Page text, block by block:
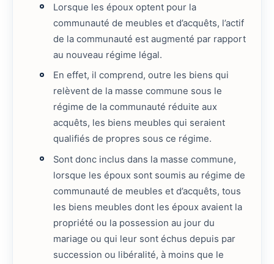
Lorsque les époux optent pour la
communauté de meubles et d’acquêts, l’actif
de la communauté est augmenté par rapport
au nouveau régime légal.
En effet, il comprend, outre les biens qui
relèvent de la masse commune sous le
régime de la communauté réduite aux
acquêts, les biens meubles qui seraient
qualifiés de propres sous ce régime.
Sont donc inclus dans la masse commune,
lorsque les époux sont soumis au régime de
communauté de meubles et d’acquêts, tous
les biens meubles dont les époux avaient la
propriété ou la possession au jour du
mariage ou qui leur sont échus depuis par
succession ou libéralité, à moins que le